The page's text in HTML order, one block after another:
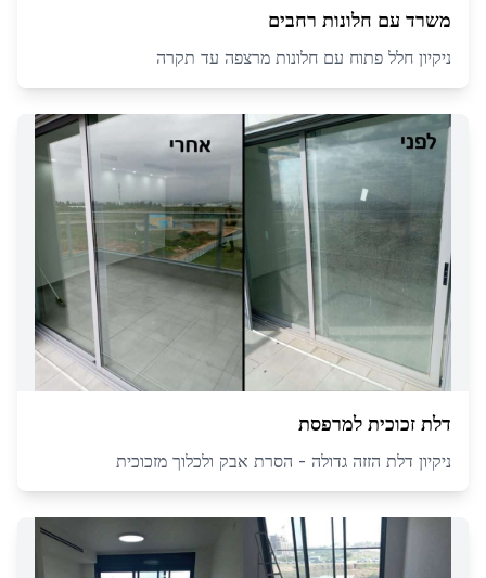
משרד עם חלונות רחבים
ניקיון חלל פתוח עם חלונות מרצפה עד תקרה
דלת זכוכית למרפסת
ניקיון דלת הזזה גדולה - הסרת אבק ולכלוך מזכוכית